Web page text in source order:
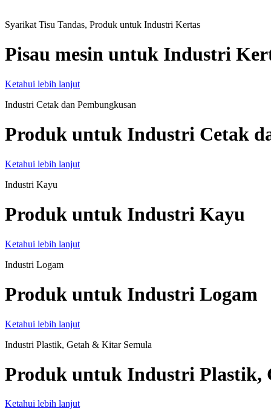
Syarikat Tisu Tandas, Produk untuk Industri Kertas
Pisau mesin untuk Industri
Ketahui lebih lanjut
Industri Cetak dan Pembungkusan
Produk untuk Industri Cetak
Ketahui lebih lanjut
Industri Kayu
Produk untuk Industri Kayu
Ketahui lebih lanjut
Industri Logam
Produk untuk Industri Logam
Ketahui lebih lanjut
Industri Plastik, Getah & Kitar Semula
Produk untuk Industri Plastik,
Ketahui lebih lanjut